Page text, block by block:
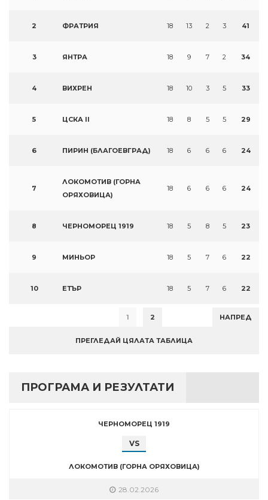
2 ФРАТРИЯ 18 13 2 3 41
3 ЯНТРА 18 9 7 2 34
4 ВИХРЕН 18 10 3 5 33
5 ЦСКА II 18 8 5 5 29
6 ПИРИН (БЛАГОЕВГРАД) 18 6 6 6 24
7
ЛОКОМОТИВ (ГОРНА
ОРЯХОВИЦА)
18 6 6 6 24
8 ЧЕРНОМОРЕЦ 1919 18 5 8 5 23
9 МИНЬОР 18 5 7 6 22
10 ЕТЪР 18 5 7 6 22
1 2 НАПРЕД
ПРЕГЛЕДАЙ ЦЯЛАТА ТАБЛИЦА
ПРОГРАМА И РЕЗУЛТАТИ
ЧЕРНОМОРЕЦ 1919
VS
ЛОКОМОТИВ (ГОРНА ОРЯХОВИЦА)
28.02.2026